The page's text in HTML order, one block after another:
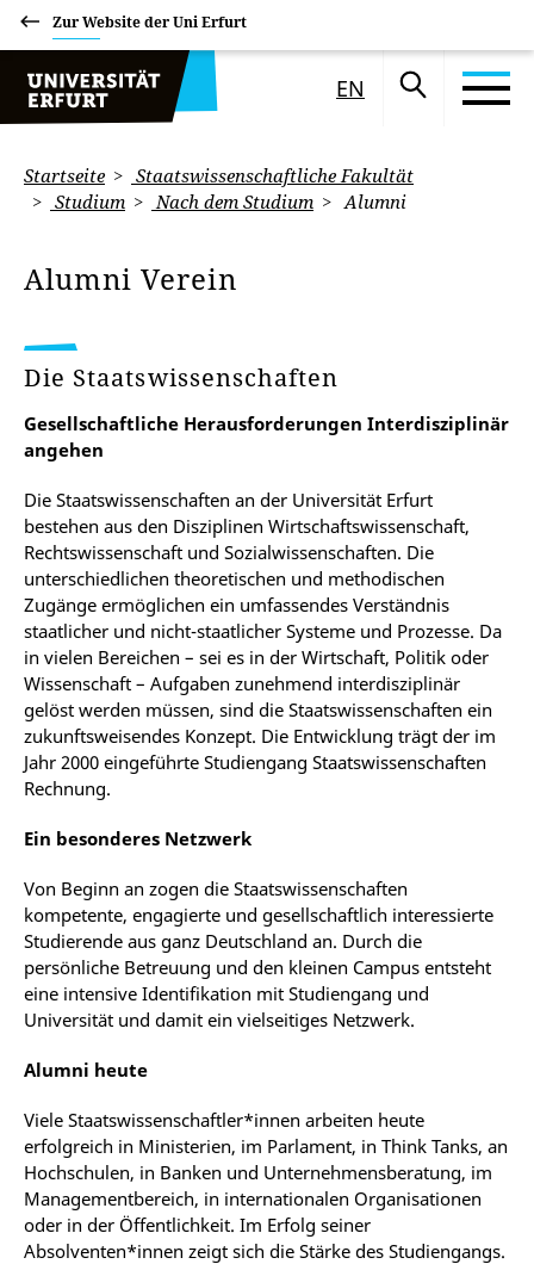
Zur Website der Uni Erfurt
EN
Startseite
Staatswissenschaftliche Fakultät
Studium
Nach dem Studium Alumni
Alumni Verein
Die Staatswissenschaften
Gesellschaftliche Herausforderungen Interdisziplinär
angehen
Die Staatswissenschaften an der Universität Erfurt
bestehen aus den Disziplinen Wirtschaftswissenschaft,
Rechtswissenschaft und Sozialwissenschaften. Die
unterschiedlichen theoretischen und methodischen
Zugänge ermöglichen ein umfassendes Verständnis
staatlicher und nicht-staatlicher Systeme und Prozesse. Da
in vielen Bereichen – sei es in der Wirtschaft, Politik oder
Wissenschaft – Aufgaben zunehmend interdisziplinär
gelöst werden müssen, sind die Staatswissenschaften ein
zukunftsweisendes Konzept. Die Entwicklung trägt der im
Jahr 2000 eingeführte Studiengang Staatswissenschaften
Rechnung.
Ein besonderes Netzwerk
Von Beginn an zogen die Staatswissenschaften
kompetente, engagierte und gesellschaftlich interessierte
Studierende aus ganz Deutschland an. Durch die
persönliche Betreuung und den kleinen Campus entsteht
eine intensive Identifikation mit Studiengang und
Universität und damit ein vielseitiges Netzwerk.
Alumni heute
Viele Staatswissenschaftler*innen arbeiten heute
erfolgreich in Ministerien, im Parlament, in Think Tanks, an
Hochschulen, in Banken und Unternehmensberatung, im
Managementbereich, in internationalen Organisationen
oder in der Öffentlichkeit. Im Erfolg seiner
Absolventen*innen zeigt sich die Stärke des Studiengangs.